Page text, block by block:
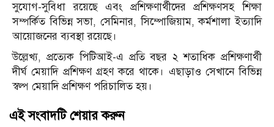
সুযোগ-সুবিধা রয়েছে এবং প্রশিক্ষণার্থীদের প্রশিক্ষণসহ শিক্ষা
সম্পর্কিত বিভিন্ন সভা, সেমিনার, সিম্পোজিয়াম, কর্মশালা ইত্যাদি
আয়োজনের ব্যবস্থা রয়েছে।
উল্লেখ্য, প্রত্যেক পিটিআই-এ প্রতি বছর ২ শতাধিক প্রশিক্ষণার্থী
দীর্ঘ মেয়াদি প্রশিক্ষণ গ্রহণ করে থাকে। এছাড়াও সেখানে বিভিন্ন
স্বল্প মেয়াদি প্রশিক্ষণ পরিচালিত হয়।
এই সংবাদটি শেয়ার করুন